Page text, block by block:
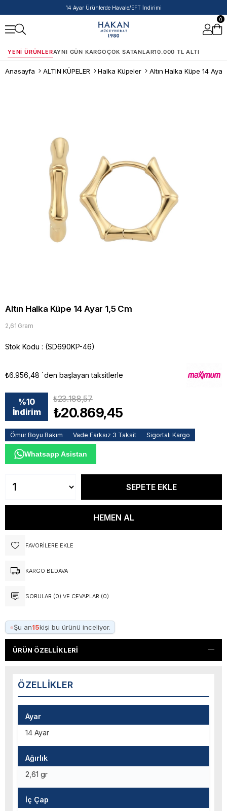
14 Ayar Ürünlerde Havale/EFT İndirimi
0
YENI ÜRÜNLERAYNI GÜN KARGOÇOK SATANLAR10.000 TL ALTI
Anasayfa ALTIN KÜPELER Halka Küpeler Altın Halka Küpe 14 Ayar
Altın Halka Küpe 14 Ayar 1,5 Cm
2,61 Gram
Stok Kodu (SD690KP-46)
₺6.956,48 `den başlayan taksitlerle
%10
İndirim
₺23.188,57
₺20.869,45
Ömür Boyu Bakım Vade Farksız 3 Taksit Sigortalı Kargo
Whatsapp Asistan
FAVORILERE EKLE
KARGO BEDAVA
SORULAR (0) VE CEVAPLAR (0)
●Şu an15kişi bu ürünü inceliyor.
ÜRÜN ÖZELLIKLERI
ÖZELLIKLER
Ayar
14 Ayar
Ağırlık
2,61 gr
İç Çap